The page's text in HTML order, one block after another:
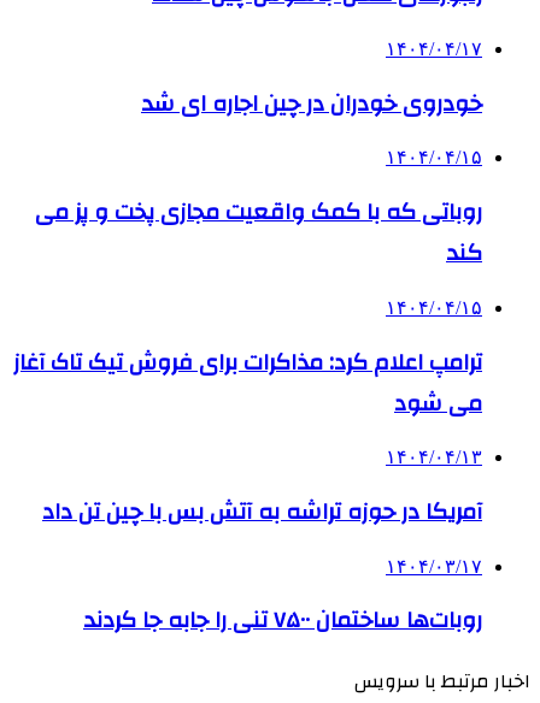
۱۴۰۴/۰۴/۱۷
خودروی خودران در چین اجاره ای شد
۱۴۰۴/۰۴/۱۵
روباتی که با کمک واقعیت مجازی پخت و پز می
کند
۱۴۰۴/۰۴/۱۵
ترامپ اعلام کرد: مذاکرات برای فروش تیک تاک آغاز
می شود
۱۴۰۴/۰۴/۱۳
آمریکا در حوزه تراشه به آتش بس با چین تن داد
۱۴۰۴/۰۳/۱۷
روبات‌ها ساختمان ۷۵۰۰ تنی را جابه جا کردند
اخبار مرتبط با سرویس